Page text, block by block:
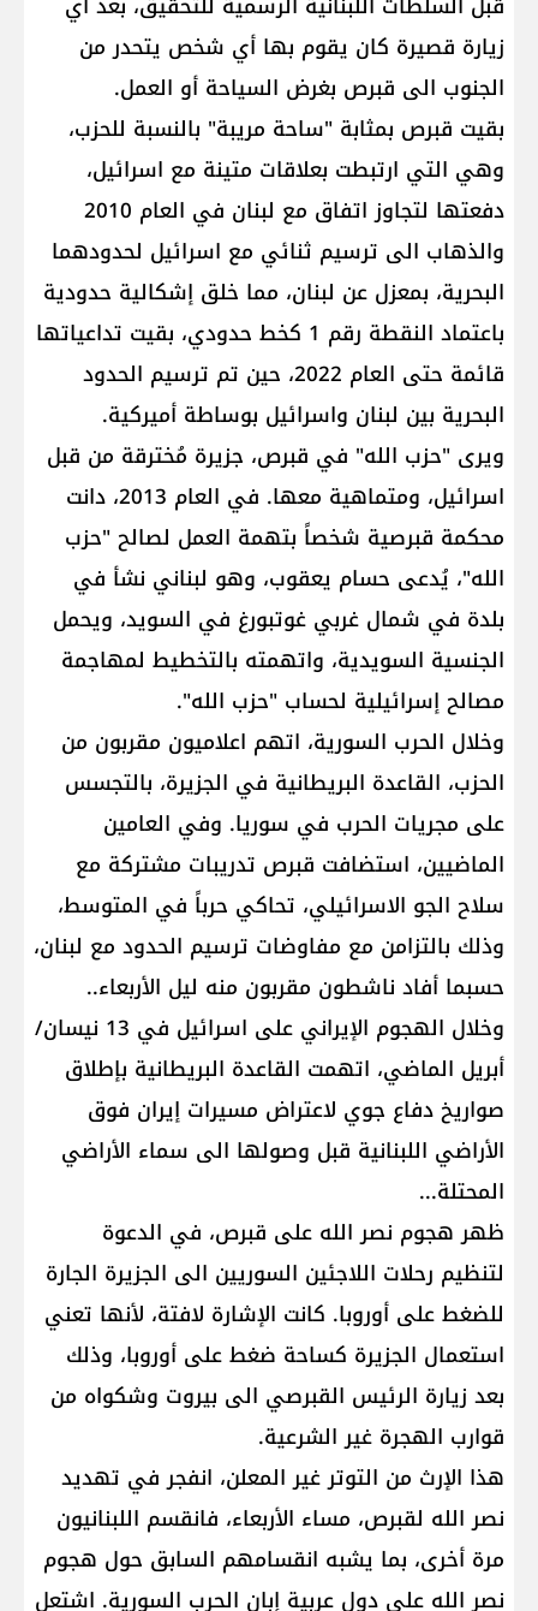
زيارة قصيرة كان يقوم بها أي شخص يتحدر من
الجنوب الى قبرص بغرض السياحة أو العمل.
بقيت قبرص بمثابة "ساحة مريبة" بالنسبة للحزب،
وهي التي ارتبطت بعلاقات متينة مع اسرائيل،
دفعتها لتجاوز اتفاق مع لبنان في العام 2010
والذهاب الى ترسيم ثنائي مع اسرائيل لحدودهما
البحرية، بمعزل عن لبنان، مما خلق إشكالية حدودية
باعتماد النقطة رقم 1 كخط حدودي، بقيت تداعياتها
قائمة حتى العام 2022، حين تم ترسيم الحدود
البحرية بين لبنان واسرائيل بوساطة أميركية.
ويرى "حزب الله" في قبرص، جزيرة مُخترقة من قبل
اسرائيل، ومتماهية معها. في العام 2013، دانت
محكمة قبرصية شخصاً بتهمة العمل لصالح "حزب
الله"، يُدعى حسام يعقوب، وهو لبناني نشأ في
بلدة في شمال غربي غوتبورغ في السويد، ويحمل
الجنسية السويدية، واتهمته بالتخطيط لمهاجمة
مصالح إسرائيلية لحساب "حزب الله".
وخلال الحرب السورية، اتهم اعلاميون مقربون من
الحزب، القاعدة البريطانية في الجزيرة، بالتجسس
على مجريات الحرب في سوريا. وفي العامين
الماضيين، استضافت قبرص تدريبات مشتركة مع
سلاح الجو الاسرائيلي، تحاكي حرباً في المتوسط،
وذلك بالتزامن مع مفاوضات ترسيم الحدود مع لبنان،
حسبما أفاد ناشطون مقربون منه ليل الأربعاء..
وخلال الهجوم الإيراني على اسرائيل في 13 نيسان/
أبريل الماضي، اتهمت القاعدة البريطانية بإطلاق
صواريخ دفاع جوي لاعتراض مسيرات إيران فوق
الأراضي اللبنانية قبل وصولها الى سماء الأراضي
المحتلة...
ظهر هجوم نصر الله على قبرص، في الدعوة
لتنظيم رحلات اللاجئين السوريين الى الجزيرة الجارة
للضغط على أوروبا. كانت الإشارة لافتة، لأنها تعني
استعمال الجزيرة كساحة ضغط على أوروبا، وذلك
بعد زيارة الرئيس القبرصي الى بيروت وشكواه من
قوارب الهجرة غير الشرعية.
هذا الإرث من التوتر غير المعلن، انفجر في تهديد
نصر الله لقبرص، مساء الأربعاء، فانقسم اللبنانيون
مرة أخرى، بما يشبه انقسامهم السابق حول هجوم
نصر الله على دول عربية إبان الحرب السورية. اشتعل